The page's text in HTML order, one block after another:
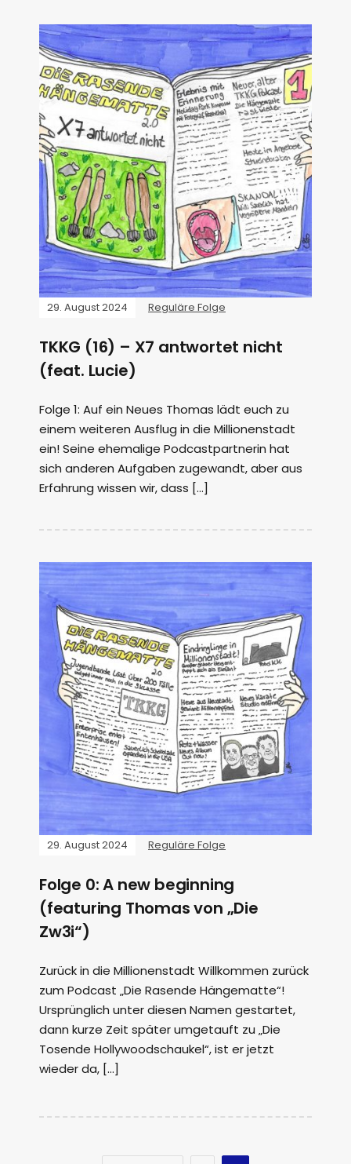
29. August 2024 Reguläre Folge
TKKG (16) – X7 antwortet nicht
(feat. Lucie)
Folge 1: Auf ein Neues Thomas lädt euch zu
einem weiteren Ausflug in die Millionenstadt
ein! Seine ehemalige Podcastpartnerin hat
sich anderen Aufgaben zugewandt, aber aus
Erfahrung wissen wir, dass […]
29. August 2024 Reguläre Folge
Folge 0: A new beginning
(featuring Thomas von „Die
Zw3i“)
Zurück in die Millionenstadt Willkommen zurück
zum Podcast „Die Rasende Hängematte“!
Ursprünglich unter diesen Namen gestartet,
dann kurze Zeit später umgetauft zu „Die
Tosende Hollywoodschaukel“, ist er jetzt
wieder da, […]